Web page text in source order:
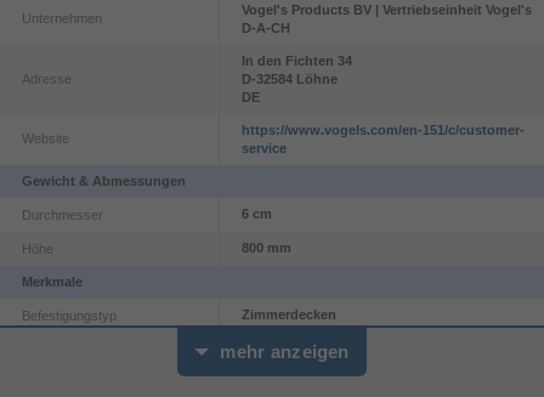
Unternehmen
Vogel's Products BV | Vertriebseinheit Vogel's
D-A-CH
Adresse
In den Fichten 34
D-32584 Löhne
DE
Website
https://www.vogels.com/en-151/c/customer-
service
Gewicht & Abmessungen
Durchmesser 6 cm
Höhe 800 mm
Merkmale
Befestigungstyp Zimmerdecken
Stange
mehr anzeigen